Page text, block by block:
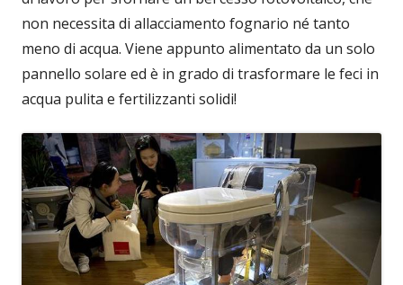
non necessita di allacciamento fognario né tanto
meno di acqua. Viene appunto alimentato da un solo
pannello solare ed è in grado di trasformare le feci in
acqua pulita e fertilizzanti solidi!